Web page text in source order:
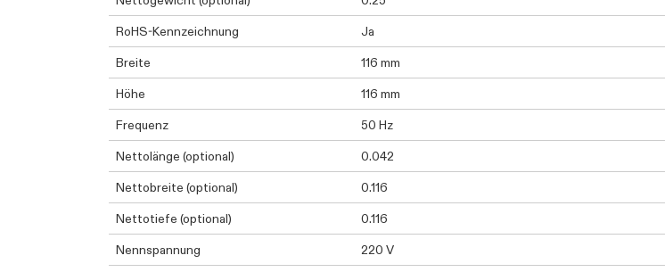
RoHS-Kennzeichnung
Ja
Breite
116 mm
Höhe
116 mm
Frequenz
50 Hz
Nettolänge (optional)
0.042
Nettobreite (optional)
0.116
Nettotiefe (optional)
0.116
Nennspannung
220 V